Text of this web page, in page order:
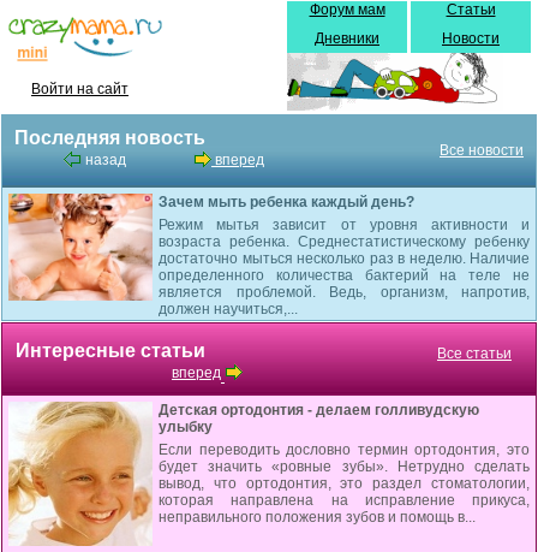
Войти на сайт
Форум мам
Дневники
Статьи
Новости
Последняя новость
назад вперед
Все новости
Зачем мыть ребенка каждый день?
Режим мытья зависит от уровня активности и
возраста ребенка. Среднестатистическому ребенку
достаточно мыться несколько раз в неделю. Наличие
определенного количества бактерий на теле не
является проблемой. Ведь, организм, напротив,
должен научиться,...
Интересные статьи
вперед
Все статьи
Детская ортодонтия - делаем голливудскую
улыбку
Если переводить дословно термин ортодонтия, это
будет значить «ровные зубы». Нетрудно сделать
вывод, что ортодонтия, это раздел стоматологии,
которая направлена на исправление прикуса,
неправильного положения зубов и помощь в...